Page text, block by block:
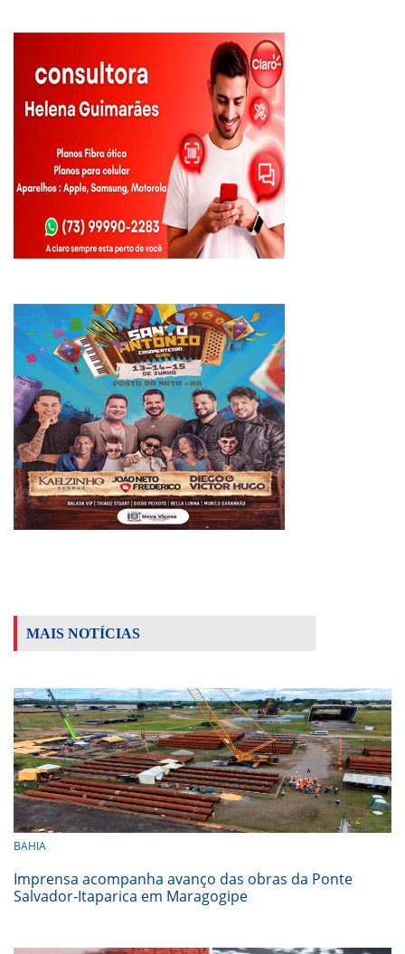
MAIS NOTÍCIAS
BAHIA
Imprensa acompanha avanço das obras da Ponte
Salvador-Itaparica em Maragogipe